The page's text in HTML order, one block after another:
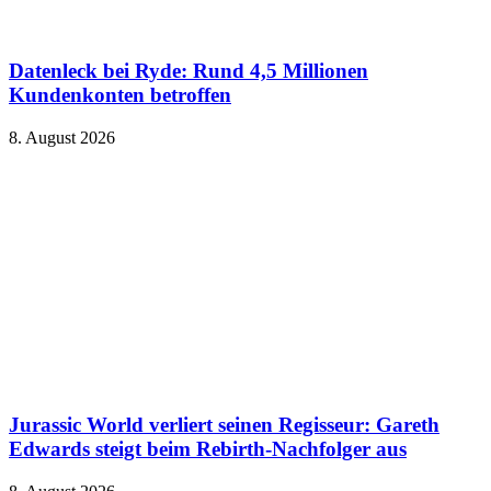
Datenleck bei Ryde: Rund 4,5 Millionen
Kundenkonten betroffen
8. August 2026
Jurassic World verliert seinen Regisseur: Gareth
Edwards steigt beim Rebirth-Nachfolger aus